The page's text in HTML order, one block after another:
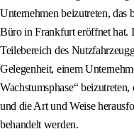
Unternehmen beizutreten, das
Büro in Frankfurt eröffnet hat.
Teilebereich des
Gelegenheit, einem
Wachstumsphase“
und die Art und Weise
behandelt werden.